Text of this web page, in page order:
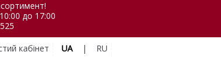
до 17:00
кабінет UA | RU